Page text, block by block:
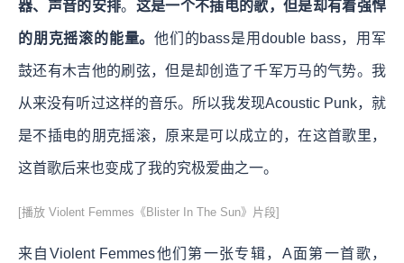
器、声音的安排。 这是一个不插电的歌，但是却有着强悍
的朋克摇滚的能量。他们的bass是用double bass，用军
鼓还有木吉他的刷弦，但是却创造了千军万马的气势。我
从来没有听过这样的音乐。所以我发现Acoustic Punk，就
是不插电的朋克摇滚，原来是可以成立的，在这首歌里，
这首歌后来也变成了我的究极爱曲之一。
[播放 Violent Femmes《Blister In The Sun》片段]
来自Violent Femmes他们第一张专辑，A面第一首歌，